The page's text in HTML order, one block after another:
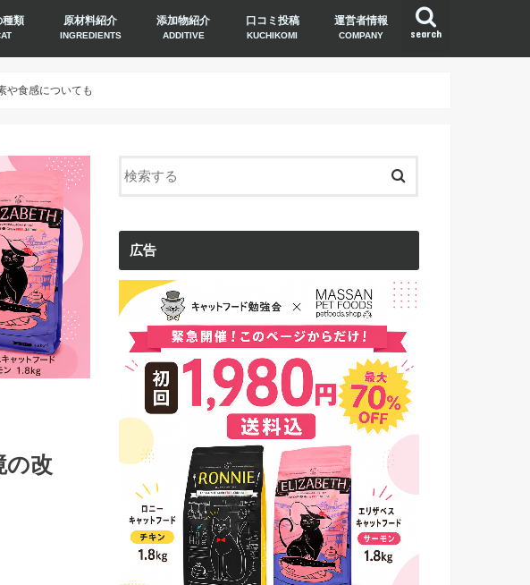
search
種類 原材料紹介
INGREDIENTS
添加物紹介
ADDITIVE
口コミ投稿
KUCHIKOMI
運営者情報
COMPANY
や食感についても
の改
広告